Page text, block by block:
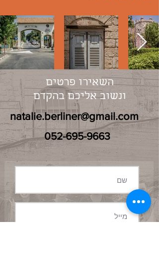
השאירו פרטים
ונשוב אליכם בהקדם
natalie.berliner@gmail.com
052-695-9663